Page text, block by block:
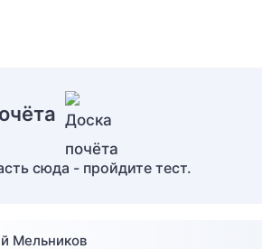
сюда - пройдите тест.
Мельников